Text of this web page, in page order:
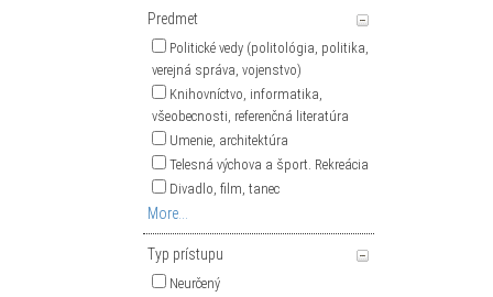
Predmet
Politické vedy (politológia, politika,
verejná správa, vojenstvo)
Knihovníctvo, informatika,
všeobecnosti, referenčná literatúra
Umenie, architektúra
Telesná výchova a šport. Rekreácia
Divadlo, film, tanec
More...
Typ prístupu
Neurčený